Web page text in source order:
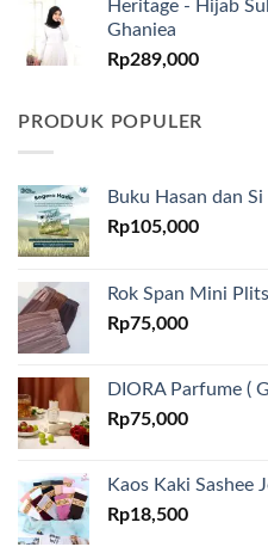
Heritage - Hijab
Ghaniea
Rp289,000
PRODUK POPULER
Buku Hasan dan
Rp105,000
Rok Span Mini
Rp75,000
DIORA Parfume (
Rp75,000
Kaos Kaki Sashee
Rp18,500